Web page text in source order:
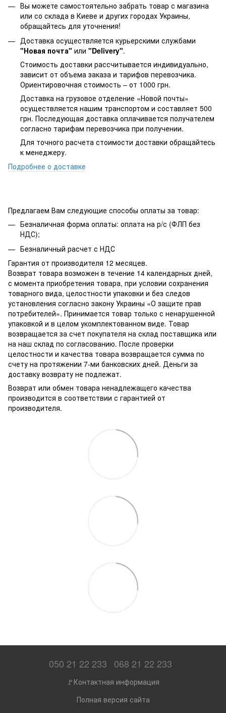
Вы можете самостоятельно забрать товар с магазина
или со склада в Киеве и других городах Украины,
обращайтесь для уточнения!
Доставка осуществляется курьерскими службами
"Новая почта" или "Delivery".
Стоимость доставки рассчитывается индивидуально,
зависит от объема заказа и тарифов перевозчика.
Ориентировочная стоимость – от 1000 грн.
Доставка на грузовое отделение «Новой почты»
осуществляется нашим транспортом и составляет 500
грн. Последующая доставка оплачивается получателем
согласно тарифам перевозчика при получении.
Для точного расчета стоимости доставки обращайтесь
к менеджеру.
Подробнее о доставке
Предлагаем Вам следующие способы оплаты за товар:
Безналичная форма оплаты: оплата на р/с (ФЛП без
НДС);
Безналичный расчет с НДС
Гарантия от производителя 12 месяцев.
Возврат товара возможен в течение 14 календарных дней,
с момента приобретения товара, при условии сохранения
товарного вида, целостности упаковки и без следов
установления согласно закону Украины «О защите прав
потребителей». Принимается товар только с ненарушенной
упаковкой и в целом укомплектованном виде. Товар
возвращается за счет покупателя на склад поставщика или
на наш склад по согласованию. После проверки
целостности и качества товара возвращается сумма по
счету на протяжении 7-ми банковских дней. Деньги за
доставку возврату не подлежат.
Возврат или обмен товара ненадлежащего качества
производится в соответствии с гарантией от
производителя.
050 21 22 233 068 21 22 233
🚩Контактная информация
Полная версия сайта